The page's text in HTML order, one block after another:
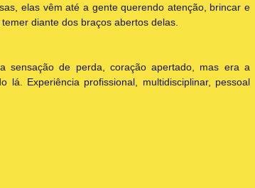
elas vêm até a gente querendo atenção, brincar e
diante dos braços abertos delas.
sensação de perda, coração apertado, mas era a
lá. Experiência profissional, multidisciplinar, pessoal